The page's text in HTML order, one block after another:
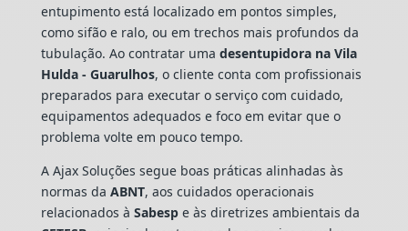
entupimento está localizado em pontos simples,
como sifão e ralo, ou em trechos mais profundos da
tubulação. Ao contratar uma desentupidora na Vila
Hulda - Guarulhos, o cliente conta com profissionais
preparados para executar o serviço com cuidado,
equipamentos adequados e foco em evitar que o
problema volte em pouco tempo.
A Ajax Soluções segue boas práticas alinhadas às
normas da ABNT, aos cuidados operacionais
relacionados à Sabespe às diretrizes ambientais da